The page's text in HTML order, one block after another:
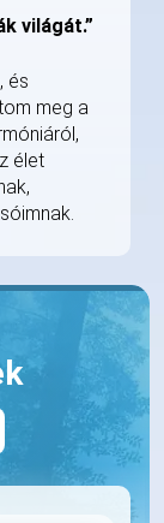
világát.”
és
meg a
élet